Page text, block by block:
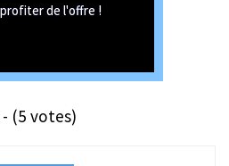
de l'offre !
(5 votes)